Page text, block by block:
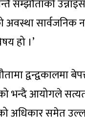
सम्झौताको
अवस्था सार्वजनिक
हो ।’
द्वन्द्वकालमा
भन्दै आयोगले
अधिकार समेत